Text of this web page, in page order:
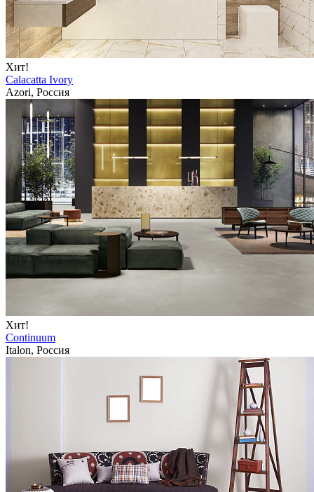
Хит!
Calacatta Ivory
Azori, Россия
Хит!
Continuum
Italon, Россия